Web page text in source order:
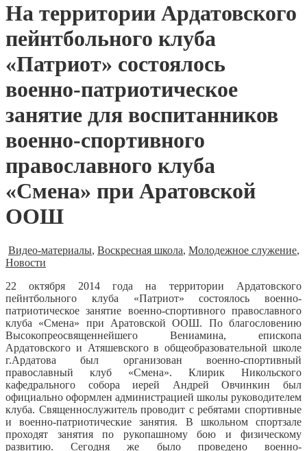
На территории Ардатовского
пейнтбольного клуба
«Патриот» состоялось
военно-патриотическое
занятие для воспитанников
военно-спортивного
православного клуба
«Смена» при Аратовской
ООШ
Видео-материалы, Воскресная школа, Молодежное служение,
Новости
22 октября 2014 года на территории Ардатовского
пейнтбольного клуба «Патриот» состоялось военно-
патриотическое занятие военно-спортивного православного
клуба «Смена» при Аратовской ООШ. По благословению
Высокопреосвященнейшего Вениамина, епископа
Ардатовского и Атяшевского в общеобразовательной школе
г.Ардатова был организован военно-спортивный
православный клуб «Смена». Клирик Никольского
кафедрального собора иерей Андрей Овчинкин был
официально оформлен администрацией школы руководителем
клуба. Священнослужитель проводит с ребятами спортивные
и военно-патриотические занятия. В школьном спортзале
проходят занятия по рукопашному бою и физическому
развитию. Сегодня же было проведено военно-